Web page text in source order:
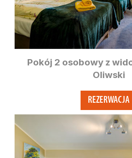
Pokój 2 osobowy z
Oliwski
REZERWACJA